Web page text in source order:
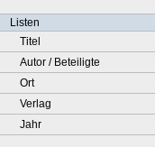
Listen
Titel
Autor / Beteiligte
Ort
Verlag
Jahr